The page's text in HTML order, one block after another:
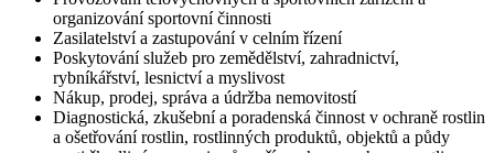
organizování sportovní činnosti
Zasilatelství a zastupování v celním řízení
Poskytování služeb pro zemědělství, zahradnictví,
rybníkářství, lesnictví a myslivost
Nákup, prodej, správa a údržba nemovitostí
Diagnostická, zkušební a poradenská činnost v ochraně rostlin
a ošetřování rostlin, rostlinných produktů, objektů a půdy